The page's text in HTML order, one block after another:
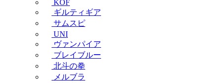
KOF
ギルティギア
サムスピ
UNI
ヴァンパイア
ブレイブルー
北斗の拳
メルブラ